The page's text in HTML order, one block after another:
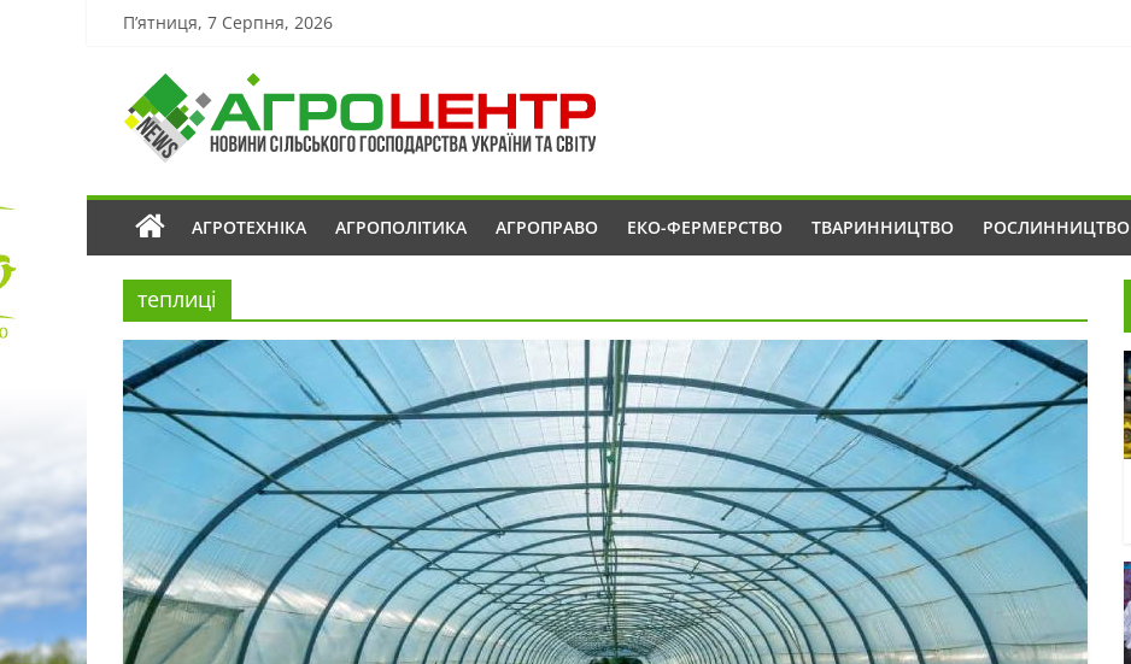
П’ятниця, 7 Серпня, 2026
АГРОТЕХНІКА АГРОПОЛІТИКА АГРОПРАВО ЕКО-ФЕРМЕРСТВО ТВАРИННИЦТВО РОСЛИННИЦТВО
теплиці